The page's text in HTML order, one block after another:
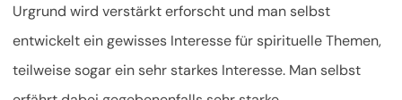
Urgrund wird verstärkt erforscht und man selbst
entwickelt ein gewisses Interesse für spirituelle Themen,
teilweise sogar ein sehr starkes Interesse. Man selbst